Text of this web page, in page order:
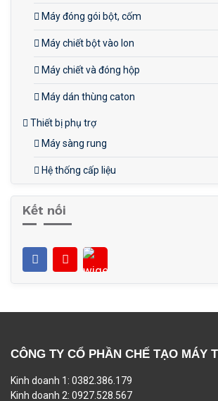
Máy đóng gói bột, cốm
Máy chiết bột vào lon
Máy chiết và đóng hộp
Máy dán thùng caton
Thiết bị phụ trợ
Máy sàng rung
Hệ thống cấp liệu
Kết nối
CÔNG TY CỔ PHẦN CHẾ TẠO MÁY
Kinh doanh 1: 0382.386.179
Kinh doanh 2: 0927.528.567